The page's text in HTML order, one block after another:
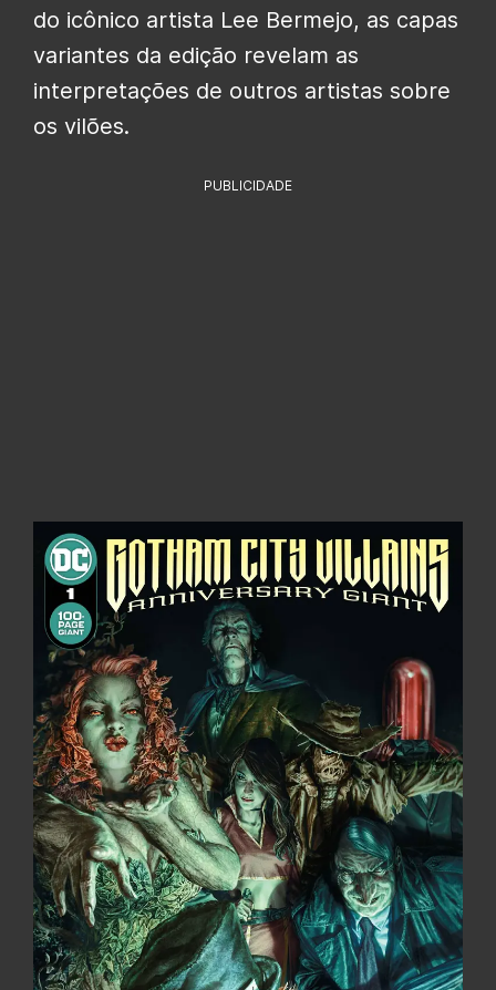
do icônico artista Lee Bermejo, as capas
variantes da edição revelam as
interpretações de outros artistas sobre
os vilões.
PUBLICIDADE